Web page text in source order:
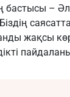
бастысы –
жақсы